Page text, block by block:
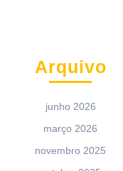
Arquivo
junho 2026
março 2026
novembro 2025